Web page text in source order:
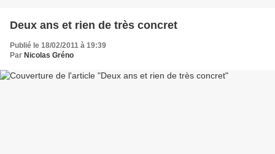
Deux ans et rien de très concret
Publié le 18/02/2011 à 19:39
Par Nicolas Gréno